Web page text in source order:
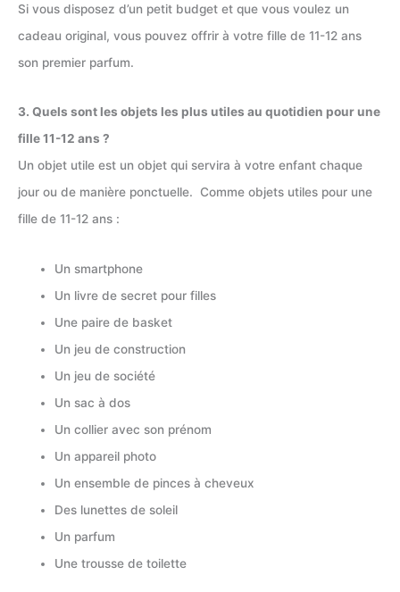
Si vous disposez d’un petit budget et que vous voulez un
cadeau original, vous pouvez offrir à votre fille de 11-12 ans
son premier parfum.
3. Quels sont les objets les plus utiles au quotidien pour une
fille 11-12 ans ?
Un objet utile est un objet qui servira à votre enfant chaque
jour ou de manière ponctuelle. Comme objets utiles pour une
fille de 11-12 ans :
Un smartphone
Un livre de secret pour filles
Une paire de basket
Un jeu de construction
Un jeu de société
Un sac à dos
Un collier avec son prénom
Un appareil photo
Un ensemble de pinces à cheveux
Des lunettes de soleil
Un parfum
Une trousse de toilette